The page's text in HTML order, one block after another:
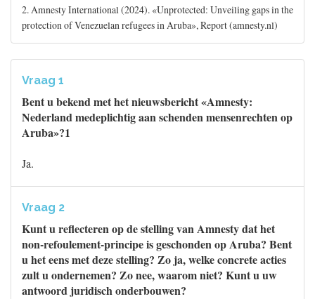
2. Amnesty International (2024). «Unprotected: Unveiling gaps in the
protection of Venezuelan refugees in Aruba», Report (amnesty.nl)
Vraag 1
Bent u bekend met het nieuwsbericht «Amnesty:
Nederland medeplichtig aan schenden mensenrechten op
Aruba»?1
Ja.
Vraag 2
Kunt u reflecteren op de stelling van Amnesty dat het
non-refoulement-principe is geschonden op Aruba? Bent
u het eens met deze stelling? Zo ja, welke concrete acties
zult u ondernemen? Zo nee, waarom niet? Kunt u uw
antwoord juridisch onderbouwen?